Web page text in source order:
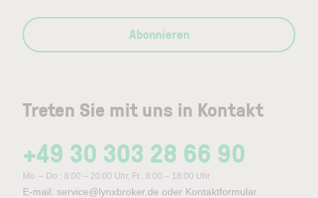
Treten Sie mit uns in Kontakt
+49 30 303 28 66 90
Mo. – Do.: 8:00 – 20:00 Uhr, Fr.: 8:00 – 18:00 Uhr
E-mail: service@lynxbroker.de oder Kontaktformular
Abonnieren